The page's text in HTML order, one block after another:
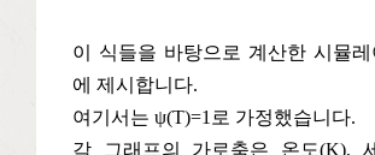
이 식들을 바탕으로 계산한 시뮬
에 제시합니다.
여기서는 ψ(T)=1로 가정했습니다.
각 그래프의 가로축은 온도(K),